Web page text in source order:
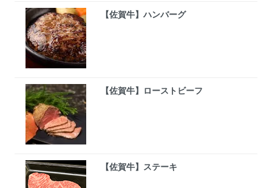
【佐賀牛】ハンバーグ
【佐賀牛】ローストビーフ
【佐賀牛】ステーキ